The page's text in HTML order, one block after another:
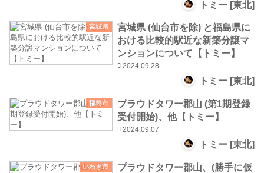
トミー [東北]
宮城県
宮城県 (仙台市を除) と福島県に
おける比較的駅近な新築分譲マ
ンションについて【トミー】
2024.09.28
トミー [東北]
福島市
プラウドタワー郡山 (第1期登録
受付開始)、他【トミー】
2024.09.07
トミー [東北]
いわき市
プラウドタワー郡山、(勝手に仮